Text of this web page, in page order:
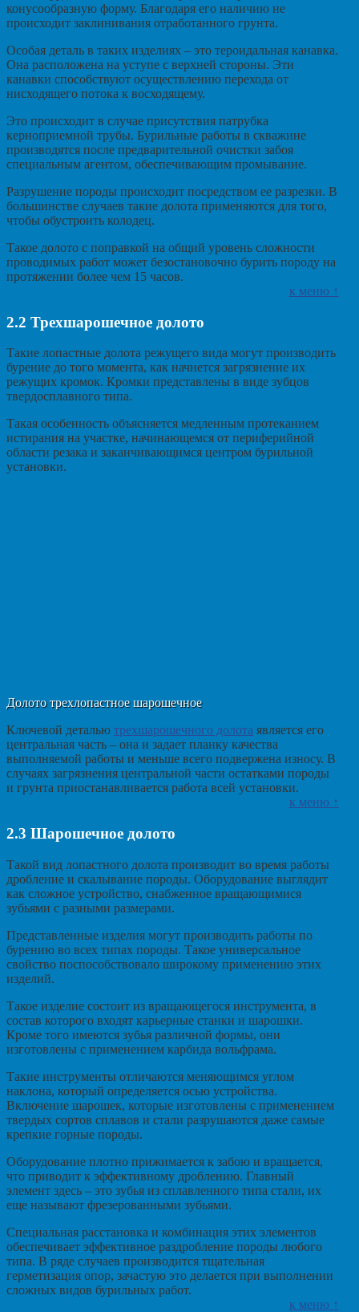
конусообразную форму. Благодаря его наличию не
происходит заклинивания отработанного грунта.
Особая деталь в таких изделиях – это тероидальная канавка.
Она расположена на уступе с верхней стороны. Эти
канавки способствуют осуществлению перехода от
нисходящего потока к восходящему.
Это происходит в случае присутствия патрубка
керноприемной трубы. Бурильные работы в скважине
производятся после предварительной очистки забоя
специальным агентом, обеспечивающим промывание.
Разрушение породы происходит посредством ее разрезки. В
большинстве случаев такие долота применяются для того,
чтобы обустроить колодец.
Такое долото с поправкой на общий уровень сложности
проводимых работ может безостановочно бурить породу на
протяжении более чем 15 часов.
к меню ↑
2.2 Трехшарошечное долото
Такие лопастные долота режущего вида могут производить
бурение до того момента, как начнется загрязнение их
режущих кромок. Кромки представлены в виде зубцов
твердосплавного типа.
Такая особенность объясняется медленным протеканием
истирания на участке, начинающемся от периферийной
области резака и заканчивающимся центром бурильной
установки.
Долото трехлопастное шарошечное
Ключевой деталью трехшарошечного долота является его
центральная часть – она и задает планку качества
выполняемой работы и меньше всего подвержена износу. В
случаях загрязнения центральной части остатками породы
и грунта приостанавливается работа всей установки.
к меню ↑
2.3 Шарошечное долото
Такой вид лопастного долота производит во время работы
дробление и скалывание породы. Оборудование выглядит
как сложное устройство, снабженное вращающимися
зубьями с разными размерами.
Представленные изделия могут производить работы по
бурению во всех типах породы. Такое универсальное
свойство поспособствовало широкому применению этих
изделий.
Такое изделие состоит из вращающегося инструмента, в
состав которого входят карьерные станки и шарошки.
Кроме того имеются зубья различной формы, они
изготовлены с применением карбида вольфрама.
Такие инструменты отличаются меняющимся углом
наклона, который определяется осью устройства.
Включение шарошек, которые изготовлены с применением
твердых сортов сплавов и стали разрушаются даже самые
крепкие горные породы.
Оборудование плотно прижимается к забою и вращается,
что приводит к эффективному дроблению. Главный
элемент здесь – это зубья из сплавленного типа стали, их
еще называют фрезерованными зубьями.
Специальная расстановка и комбинация этих элементов
обеспечивает эффективное раздробление породы любого
типа. В ряде случаев производится тщательная
герметизация опор, зачастую это делается при выполнении
сложных видов бурильных работ.
к меню ↑